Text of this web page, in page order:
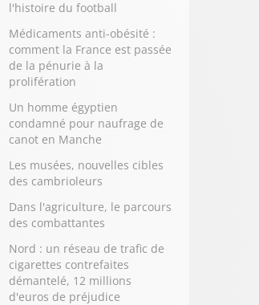
l'histoire du football
Médicaments anti-obésité :
comment la France est passée
de la pénurie à la
prolifération
Un homme égyptien
condamné pour naufrage de
canot en Manche
Les musées, nouvelles cibles
des cambrioleurs
Dans l'agriculture, le parcours
des combattantes
Nord : un réseau de trafic de
cigarettes contrefaites
démantelé, 12 millions
d'euros de préjudice